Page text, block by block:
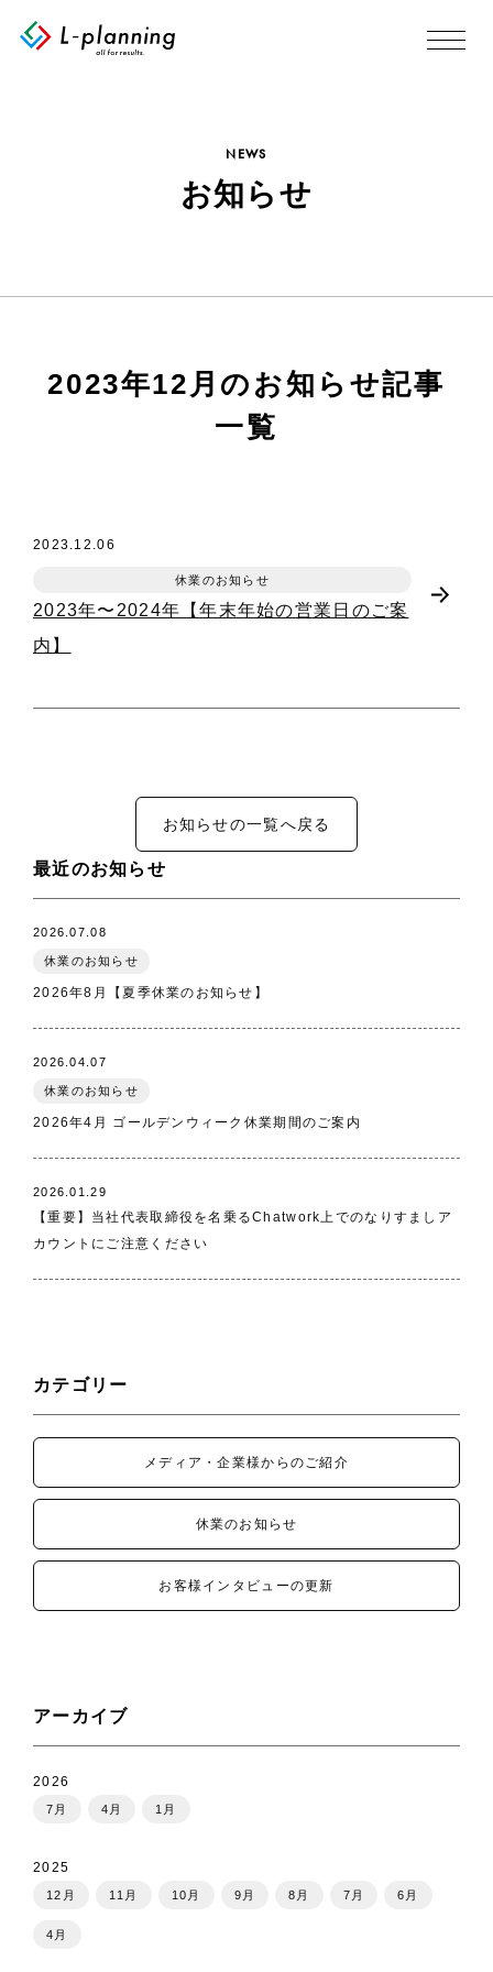
NEWS
お知らせ
2023年12月のお知らせ記事
一覧
2023.12.06
休業のお知らせ
2023年〜2024年【年末年始の営業日のご案
内】
お知らせの一覧へ戻る
最近のお知らせ
2026.07.08
休業のお知らせ
2026年8月【夏季休業のお知らせ】
2026.04.07
休業のお知らせ
2026年4月 ゴールデンウィーク休業期間のご案内
2026.01.29
【重要】当社代表取締役を名乗るChatwork上でのなりすましア
カウントにご注意ください
カテゴリー
メディア・企業様からのご紹介
休業のお知らせ
お客様インタビューの更新
アーカイブ
2026
7月 4月 1月
2025
12月 11月 10月 9月 8月 7月 6月
4月